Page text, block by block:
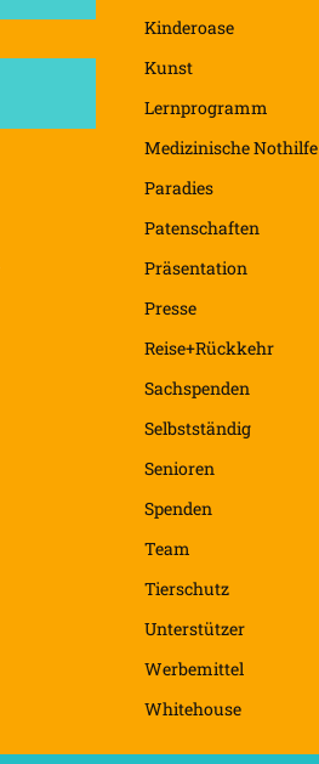
Kinderoase
Kunst
Lernprogramm
Medizinische Nothilfe
Paradies
Patenschaften
Präsentation
Presse
Reise+Rückkehr
Sachspenden
Selbstständig
Senioren
Spenden
Team
Tierschutz
Unterstützer
Werbemittel
Whitehouse